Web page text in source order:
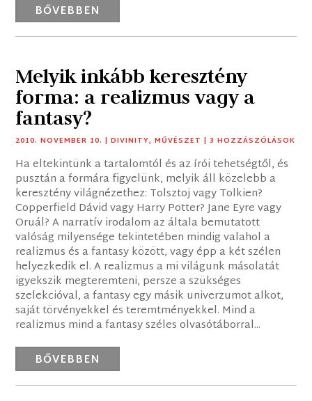
BŐVEBBEN
Melyik inkább keresztény
forma: a realizmus vagy a
fantasy?
2010. NOVEMBER 10. |DIVINITY,MŰVÉSZET | 3 HOZZÁSZÓLÁSOK
Ha eltekintünk a tartalomtól és az írói tehetségtől, és
pusztán a formára figyelünk, melyik áll közelebb a
keresztény világnézethez: Tolsztoj vagy Tolkien?
Copperfield Dávid vagy Harry Potter? Jane Eyre vagy
Oruál? A narratív irodalom az általa bemutatott
valóság milyensége tekintetében mindig valahol a
realizmus és a fantasy között, vagy épp a két szélen
helyezkedik el. A realizmus a mi világunk másolatát
igyekszik megteremteni, persze a szükséges
szelekcióval, a fantasy egy másik univerzumot alkot,
saját törvényekkel és teremtményekkel. Mind a
realizmus mind a fantasy széles olvasótáborral...
BŐVEBBEN